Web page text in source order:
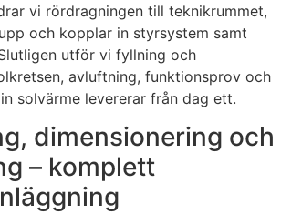
vi rördragningen till teknikrummet,
och kopplar in styrsystem samt
utför vi fyllning och
avluftning, funktionsprov och
solvärme levererar från dag ett.
dimensionering och
– komplett